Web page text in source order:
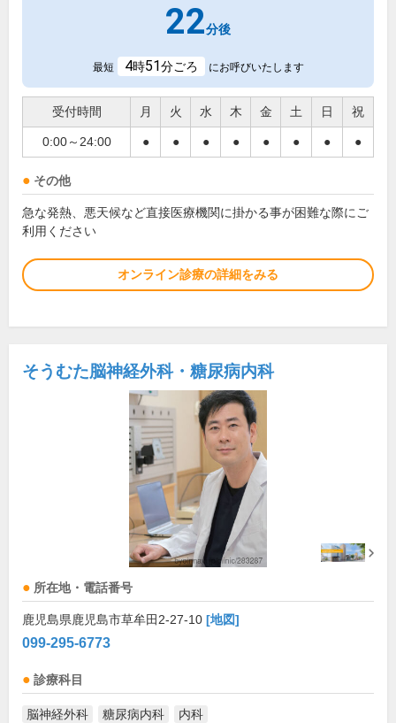
22分後
最短 4時51分ごろ にお呼びいたします
受付時間 月 火 水 木 金 土 日 祝
0:00～24:00 ● ● ● ● ● ● ● ●
その他
急な発熱、悪天候など直接医療機関に掛かる事が困難な際にご
利用ください
オンライン診療の詳細をみる
そうむた脳神経外科・糖尿病内科
所在地・電話番号
鹿児島県鹿児島市草牟田2-27-10 [地図]
099-295-6773
診療科目
脳神経外科 糖尿病内科 内科